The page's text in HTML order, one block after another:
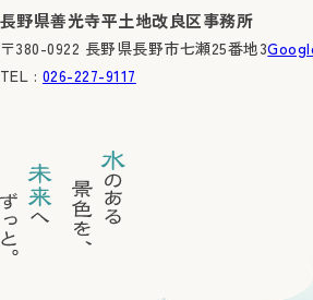
長野県善光寺平土地改良区事務所
〒380-0922 長野県長野市七瀬25番地3
TEL : 026-227-9117